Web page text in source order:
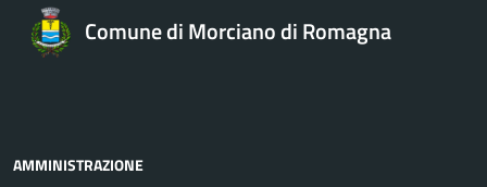
Comune di Morciano di Romagna
AMMINISTRAZIONE